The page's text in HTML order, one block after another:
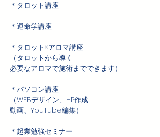
＊タロット講座
＊運命学講座
＊タロット×アロマ講座
（タロットから導く
必要なアロマで施術までできます）
＊パソコン講座
（WEBデザイン、 HP作成
動画、YouTube編集）
＊起業勉強セミナー